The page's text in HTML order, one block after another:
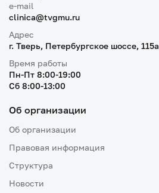
clinica@tvgmu.ru
e-mail
г. Тверь, Петербургское шоссе, 115a
Адрес
Пн-Пт 8:00-19:00
Cб 8:00-13:00
Время работы
Об организации
Об организации
Правовая информация
Структура
Новости